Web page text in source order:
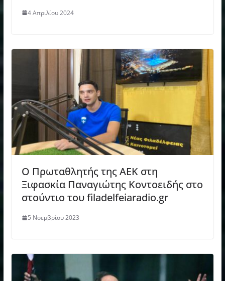
4 Απριλίου 2024
O Πρωταθλητής της ΑΕΚ στη
Ξιφασκία Παναγιώτης Κοντοειδής στο
στούντιο του filadelfeiaradio.gr
5 Νοεμβρίου 2023